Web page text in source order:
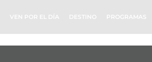
VEN POR EL DÍA DESTINO PROGRAMAS